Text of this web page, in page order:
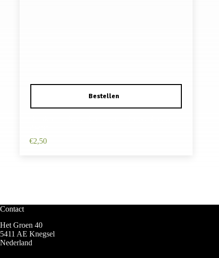
€2,50
Contact
Het Groen 40
5411 AE Knegsel
Nederland